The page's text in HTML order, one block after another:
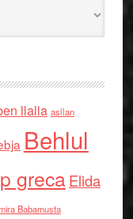
llalla asllan
Behlul
grecaElida
Babamusta